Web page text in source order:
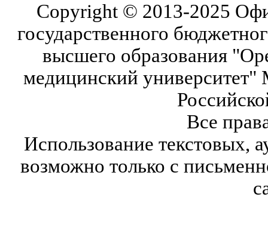
Copyright © 2013-2025
государственного
высшего образования
медицинский университет"
Все
Использование текстовых,
возможно только с